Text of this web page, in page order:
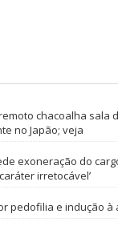
chacoalha sala
no Japão; veja
exoneração do
irretocável’
pedofilia e indução à